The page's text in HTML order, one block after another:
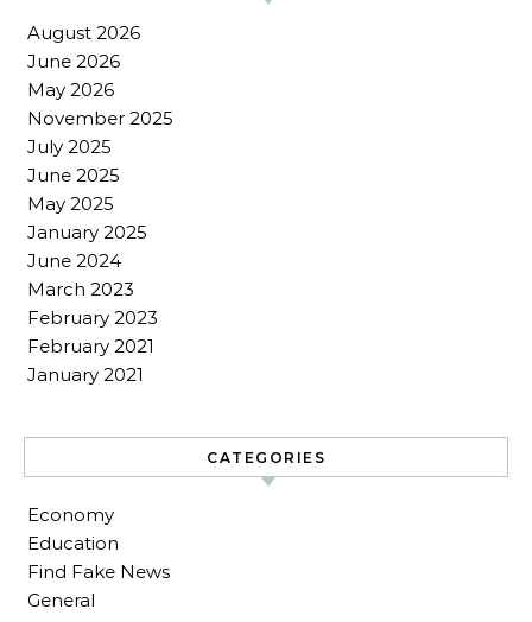
August 2026
June 2026
May 2026
November 2025
July 2025
June 2025
May 2025
January 2025
June 2024
March 2023
February 2023
February 2021
January 2021
CATEGORIES
Economy
Education
Find Fake News
General